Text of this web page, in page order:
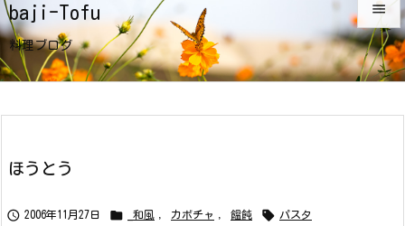
baji-Tofu
料理ブログ


メニュ
ほうとう
 2006年11月27日  _和風 カボチャ 饂飩  パスタ